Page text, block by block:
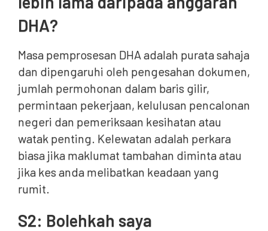
DHA?
Masa pemprosesan DHA adalah purata sahaja
dan dipengaruhi oleh pengesahan dokumen,
jumlah permohonan dalam baris gilir,
permintaan pekerjaan, kelulusan pencalonan
negeri dan pemeriksaan kesihatan atau
watak penting. Kelewatan adalah perkara
biasa jika maklumat tambahan diminta atau
jika kes anda melibatkan keadaan yang
rumit.
S2: Bolehkah saya